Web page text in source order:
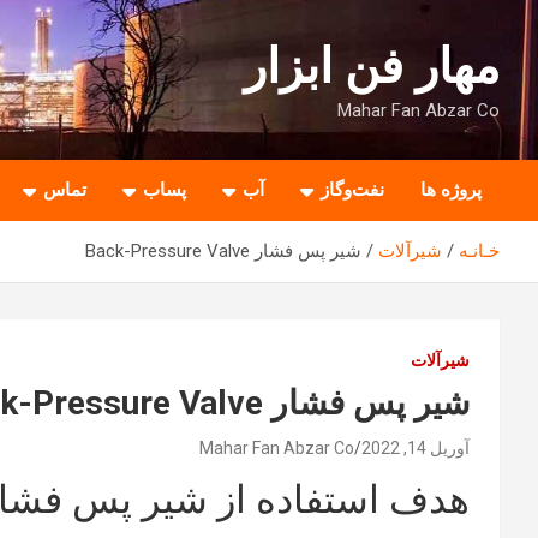
به
محتوا
بروید
مهار فن ابزار
Mahar Fan Abzar Co
پروژه ها نفت‌وگاز آب پساب تماس
خـانـه شیرآلات شیر پس فشار Back-Pressure Valve
شیرآلات
شیر پس فشار Back-Pressure Valve
آوریل 14, 2022 Mahar Fan Abzar Co
هدف استفاده از شیر پس